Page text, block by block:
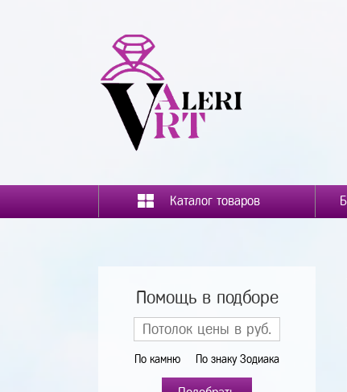
Каталог товаров
Помощь в подборе
По камню По знаку Зодиака